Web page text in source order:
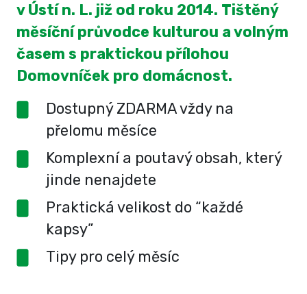
v Ústí n. L. již od roku 2014. Tištěný
měsíční průvodce kulturou a volným
časem s praktickou přílohou
Domovníček pro domácnost.
Dostupný ZDARMA vždy na
přelomu měsíce
Komplexní a poutavý obsah, který
jinde nenajdete
Praktická velikost do “každé
kapsy”
Tipy pro celý měsíc